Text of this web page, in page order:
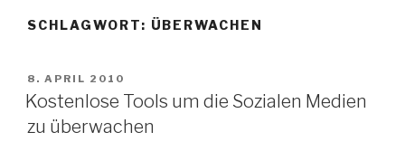
SCHLAGWORT: ÜBERWACHEN
VERÖFFENTLICHT
AM
8. APRIL 2010
Kostenlose Tools um die Sozialen Medien
zu überwachen